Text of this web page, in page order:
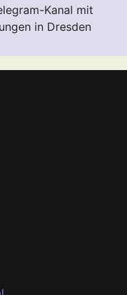
Kanal mit
in Dresden